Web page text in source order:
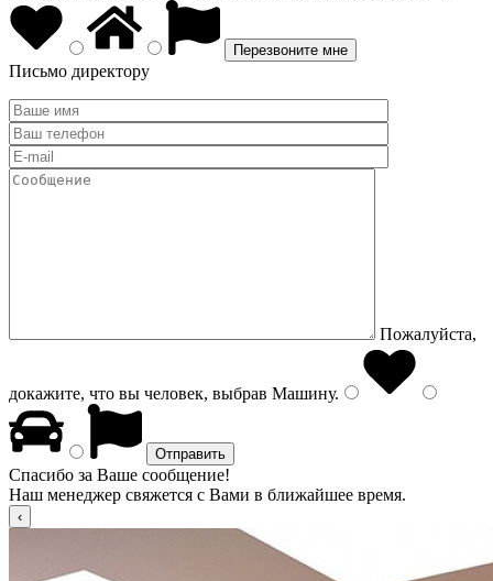
Письмо директору
Пожалуйста,
докажите, что вы человек, выбрав Машину.
Спасибо за Ваше сообщение!
Наш менеджер свяжется с Вами в ближайшее время.